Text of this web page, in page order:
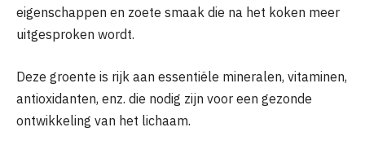
eigenschappen en zoete smaak die na het koken meer
uitgesproken wordt.
Deze groente is rijk aan essentiële mineralen, vitaminen,
antioxidanten, enz. die nodig zijn voor een gezonde
ontwikkeling van het lichaam.